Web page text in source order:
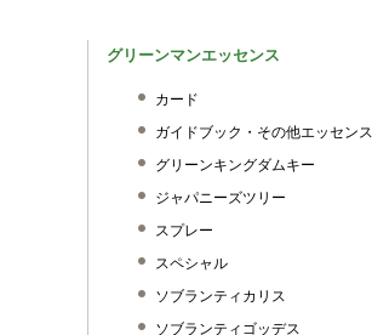
グリーンマンエッセンス
カード
ガイドブック・その他エッセンス
グリーンキングダムキー
ジャパニーズツリー
スプレー
スペシャル
ソブランティカリス
ソブランティゴッデス